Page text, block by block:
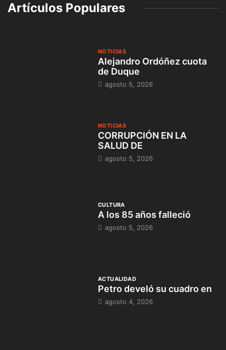
Artículos Populares
NOTICIAS
Alejandro Ordóñez cuota
de Duque
agosto 5, 2026
NOTICIAS
CORRUPCIÓN EN LA
SALUD DE
agosto 5, 2026
CULTURA
A los 85 años falleció
agosto 5, 2026
ACTUALIDAD
Petro develó su cuadro en
agosto 4, 2026